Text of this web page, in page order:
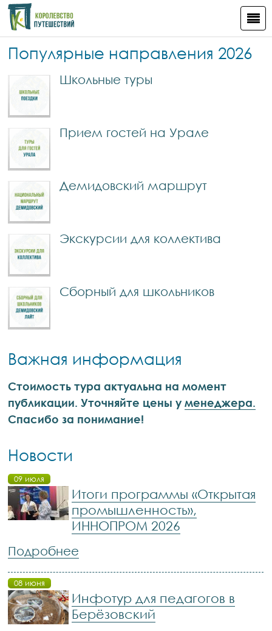
Популярные направления 2026
Школьные туры
Прием гостей на Урале
Демидовский маршрут
Экскурсии для коллектива
Сборный для школьников
Важная информация
Стоимость тура актуальна на момент
публикации. Уточняйте цены уменеджера.
Спасибо за понимание!
Новости
09 июля
Итоги программы «Открытая
промышленность»,
ИННОПРОМ 2026
Подробнее
08 июня
Инфотур для педагогов в
Берёзовский